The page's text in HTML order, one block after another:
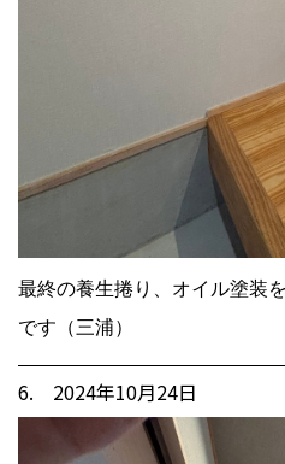
最終の養生捲り、オイル塗装
です（三浦）
6. 2024年10月24日